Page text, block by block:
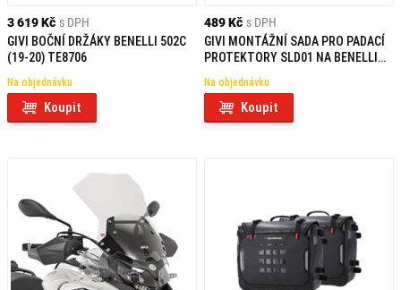
3 619 Kč s DPH
GIVI BOČNÍ DRŽÁKY BENELLI 502C
(19-20) TE8706
Na objednávku
Koupit
489 Kč s DPH
GIVI MONTÁŽNÍ SADA PRO PADACÍ
PROTEKTORY SLD01 NA BENELLI
Na objednávku
Koupit